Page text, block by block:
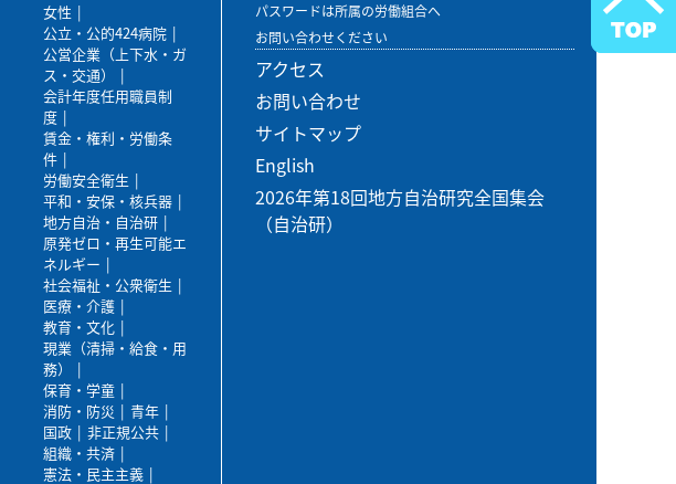
女性
公立・公的424病院
公営企業（上下水・ガ
ス・交通）
会計年度任用職員制
度
賃金・権利・労働条
件
労働安全衛生
平和・安保・核兵器
地方自治・自治研
原発ゼロ・再生可能エ
ネルギー
社会福祉・公衆衛生
医療・介護
教育・文化
現業（清掃・給食・用
務）
保育・学童
消防・防災
青年
国政
非正規公共
組織・共済
憲法・民主主義
パスワードは所属の労働組合へ
お問い合わせください
アクセス
お問い合わせ
サイトマップ
English
2026年第18回地方自治研究全国集会
（自治研）